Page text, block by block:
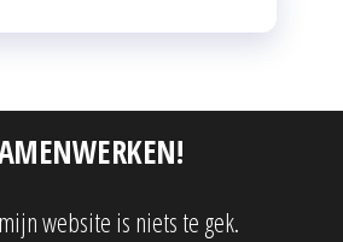
website is niets te gek.